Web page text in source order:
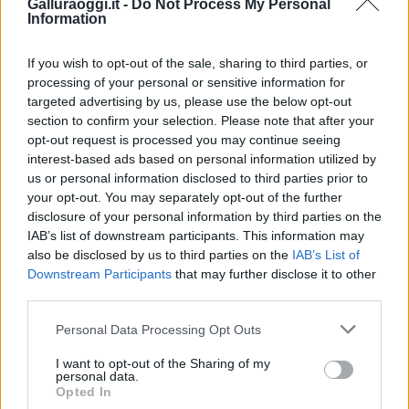
Galluraoggi.it - Do Not Process My Personal
Information
If you wish to opt-out of the sale, sharing to third parties, or
processing of your personal or sensitive information for
targeted advertising by us, please use the below opt-out
section to confirm your selection. Please note that after your
opt-out request is processed you may continue seeing
interest-based ads based on personal information utilized by
us or personal information disclosed to third parties prior to
your opt-out. You may separately opt-out of the further
disclosure of your personal information by third parties on the
IAB’s list of downstream participants. This information may
also be disclosed by us to third parties on the IAB’s List of
Downstream Participants that may further disclose it to other
Please note that this website/app uses one or more Google
not limited to your visit or usage behaviour. You may click to
grant or deny consent to Google and its third-party tags to
use your data for below specified purposes in below Google
Personal Data Processing Opt Outs
I want to opt-out of the Sharing of my
personal data.
Opted In
Andrea Mura conquista Palau: grande
Calangianus, allarme sul centro accoglienza
minori, Albieri: “Episodi gravissimi”
Gallura, finti clienti svuotano le suite: furto da
50mila nel resort
Meteo Olbia 7 agosto, sole e caldo tornano
protagonisti
Test tunnel Olbia: rampe chiuse ancora fino a